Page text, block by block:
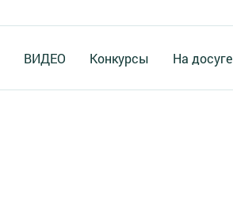
ВИДЕО Конкурсы На досуге